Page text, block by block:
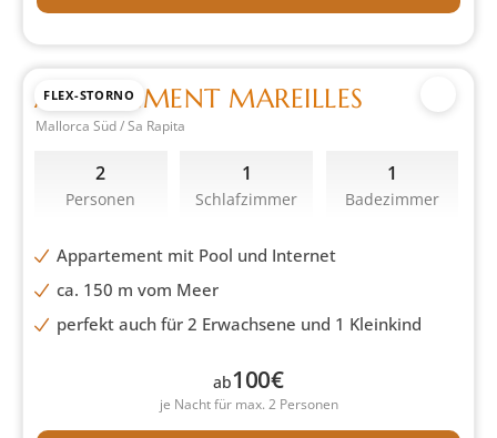
FLEX-STORNO
APPARTEMENT MAREILLES
Mallorca Süd / Sa Rapita
2
Personen
1
Schlafzimmer
1
Badezimmer
Appartement mit Pool und Internet
ca. 150 m vom Meer
perfekt auch für 2 Erwachsene und 1 Kleinkind
ab100€
je Nacht für max. 2 Personen